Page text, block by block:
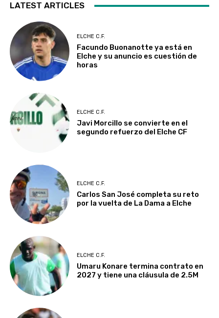
LATEST ARTICLES
ELCHE C.F.
Facundo Buonanotte ya está en
Elche y su anuncio es cuestión de
horas
ELCHE C.F.
Javi Morcillo se convierte en el
segundo refuerzo del Elche CF
ELCHE C.F.
Carlos San José completa su reto
por la vuelta de La Dama a Elche
ELCHE C.F.
Umaru Konare termina contrato en
2027 y tiene una cláusula de 2.5M